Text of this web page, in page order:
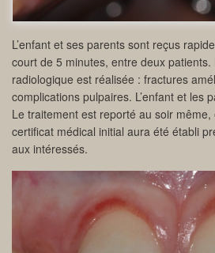
L’enfant et ses parents sont reçus
court de 5 minutes, entre deux patients.
radiologique est réalisée : fractures
complications pulpaires. L’enfant et les
Le traitement est reporté au soir
certificat médical initial aura été établi
aux intéressés.